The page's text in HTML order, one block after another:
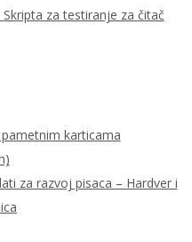
za testiranje za čitač
karticama
za razvoj pisaca – Hardver i